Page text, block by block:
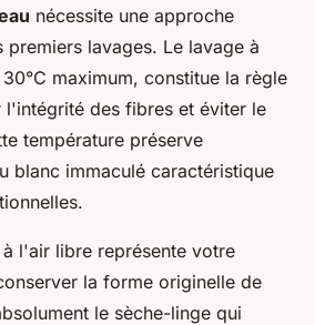
nécessite une approche
premiers lavages. Le lavage à
maximum, constitue la règle
des fibres et éviter le
température préserve
blanc immaculé caractéristique
l'air libre représente votre
la forme originelle de
le sèche-linge qui